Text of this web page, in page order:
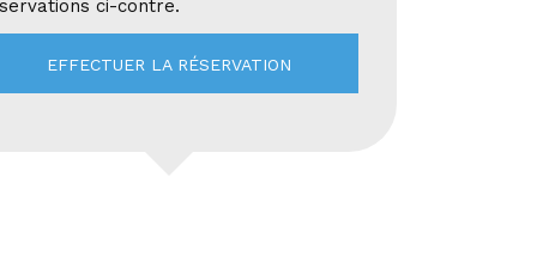
ci-contre.
EFFECTUER LA RÉSERVATION